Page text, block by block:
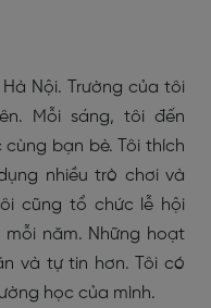
Nội. Trường của tôi
Mỗi sáng, tôi đến
bạn bè. Tôi thích
nhiều trò chơi và
cũng tổ chức lễ hội
năm. Những hoạt
và tự tin hơn. Tôi có
học của mình.